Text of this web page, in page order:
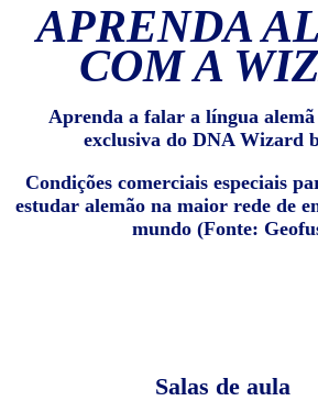
APRENDA
COM A
Aprenda a falar a língua
exclusiva do DNA Wizard
Condições comerciais especiais
estudar alemão na maior rede de
mundo (Fonte:
Salas de aula